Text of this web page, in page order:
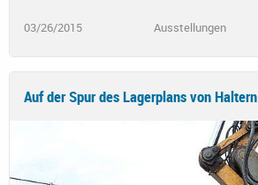
03/26/2015 Ausstellungen
Auf der Spur des Lagerplans von Haltern